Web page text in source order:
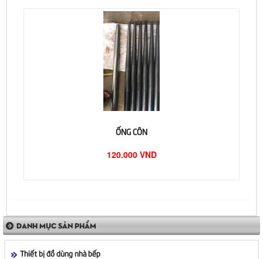
ỐNG CÔN
120.000 VND
DANH MỤC SẢN PHẨM
Thiết bị đồ dùng nhà bếp